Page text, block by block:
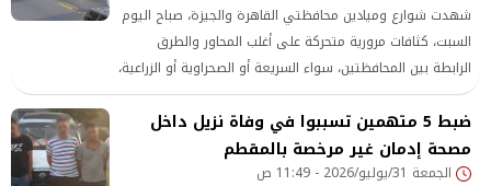
شهدت شوارع وميادين محافظتي القاهرة والجيزة، صباح اليوم
السبت، كثافات مرورية متحركة على أغلب المحاور والطرق
الرابطة بين المحافظتين، سواء السريعة أو الصحراوية أو الزراعية،
وسط متابعة دقيقة من رجال المرور لـ الحالة المرورية.
ضبط 5 متهمين تسببوا في وفاة نزيل داخل
مصحة إدمان غير مرخصة بالمقطم
الجمعة 31/يوليو/2026 - 11:49 ص